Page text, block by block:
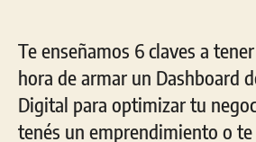
Te enseñamos 6 claves a
hora de armar un Dashboard
Digital para optimizar tu
tenés un emprendimiento o te